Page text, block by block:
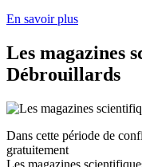
En savoir plus
Les magazines
Débrouillards
Dans cette période de
gratuitement
Les magazines